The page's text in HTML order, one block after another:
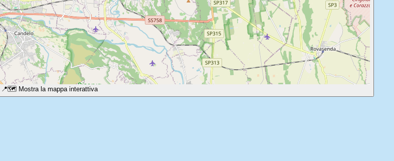
📍🗺️ Mostra la mappa interattiva